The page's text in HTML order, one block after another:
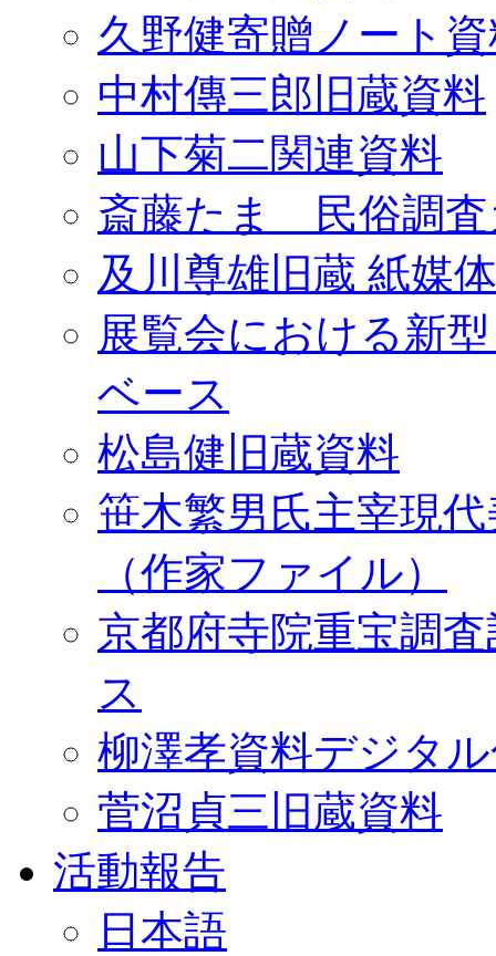
久野健寄贈ノート
中村傳三郎旧蔵資料
山下菊二関連資料
斎藤たま 民俗調査
及川尊雄旧蔵 紙媒
展覧会における新
ベース
松島健旧蔵資料
笹木繁男氏主宰現
（作家ファイル）
京都府寺院重宝調
ス
柳澤孝資料デジタ
菅沼貞三旧蔵資料
活動報告
日本語